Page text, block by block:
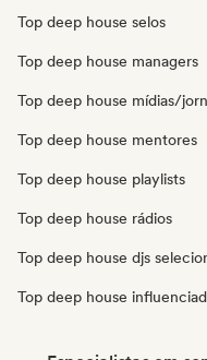
Top deep house selos
Top deep house managers
Top deep house mídias/
Top deep house mentores
Top deep house playlists
Top deep house rádios
Top deep house djs
Top deep house